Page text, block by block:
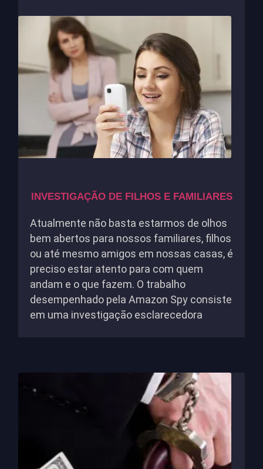
INVESTIGAÇÃO DE FILHOS E FAMILIARES
Atualmente não basta estarmos de olhos
bem abertos para nossos familiares, filhos
ou até mesmo amigos em nossas casas, é
preciso estar atento para com quem
andam e o que fazem. O trabalho
desempenhado pela Amazon Spy consiste
em uma investigação esclarecedora